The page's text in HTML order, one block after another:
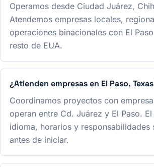
Operamos desde Ciudad Juárez,
Atendemos empresas locales,
operaciones binacionales con El
resto de EUA.
¿Atienden empresas en El Paso,
Coordinamos proyectos con
operan entre Cd. Juárez y El Paso. El
idioma, horarios y responsabilidades
antes de iniciar.